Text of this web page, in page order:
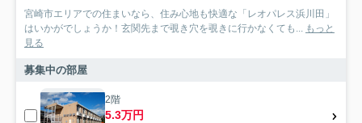
宮崎市エリアでの住まいなら、住み心地も快適な「レオパレス浜川田」
はいかがでしょうか！玄関先まで覗き穴を覗きに行かなくても...
もっと
見る
募集中の部屋
2階
5.3万円